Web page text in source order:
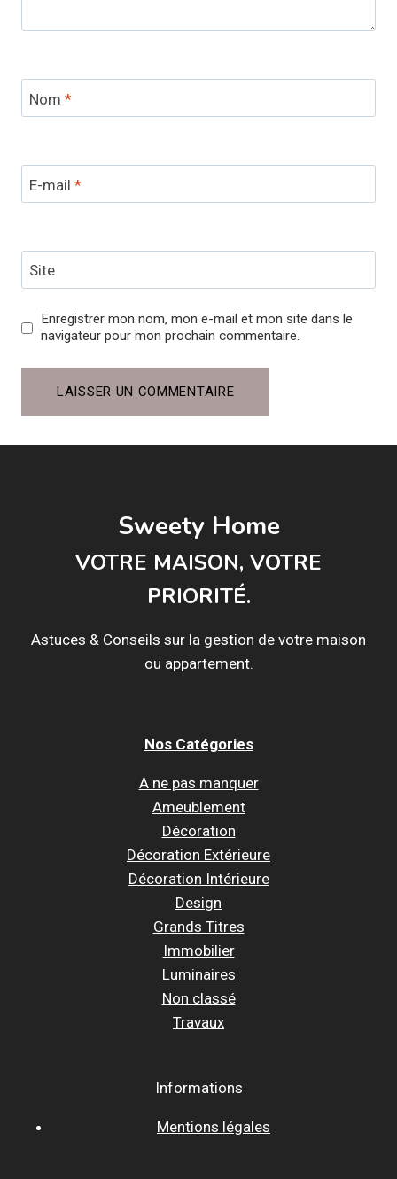
Nom *
E-mail *
Site
Enregistrer mon nom, mon e-mail et mon site dans le
navigateur pour mon prochain commentaire.
Sweety Home
VOTRE MAISON, VOTRE
PRIORITÉ.
Astuces & Conseils sur la gestion de votre maison
ou appartement.
Nos Catégories
A ne pas manquer
Ameublement
Décoration
Décoration Extérieure
Décoration Intérieure
Design
Grands Titres
Immobilier
Luminaires
Non classé
Travaux
Informations
Mentions légales